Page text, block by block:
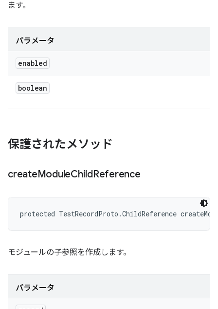
ます。
パラメータ
enabled
boolean
保護されたメソッド
createModuleChildReference
protected TestRecordProto.ChildReference
モジュールの子参照を作成します。
パラメータ